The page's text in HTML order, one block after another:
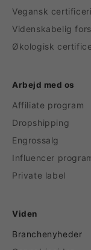
Vegansk
Videnskabelig
Økologisk
Arbejd med os
Affiliate program
Dropshipping
Engrossalg
Influencer
Private label
Viden
Branchenyheder